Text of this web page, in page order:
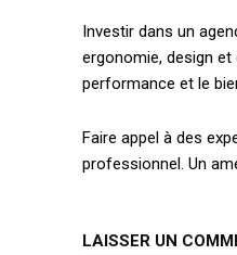
Investir dans un
ergonomie, design
performance et le
Faire appel à des
professionnel. Un
LAISSER UN